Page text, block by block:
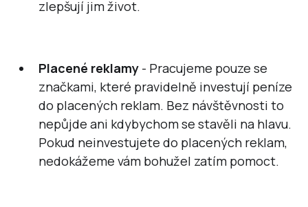
zlepšují jim život.
Placené reklamy - Pracujeme pouze se
značkami, které pravidelně investují peníze
do placených reklam. Bez návštěvnosti to
nepůjde ani kdybychom se stavěli na hlavu.
Pokud neinvestujete do placených reklam,
nedokážeme vám bohužel zatím pomoct.